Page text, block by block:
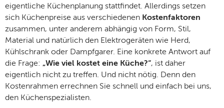
eigentliche Küchenplanung stattfindet. Allerdings setzen
sich Küchenpreise aus verschiedenen Kostenfaktoren
zusammen, unter anderem abhängig von Form, Stil,
Material und natürlich den Elektrogeräten wie Herd,
Kühlschrank oder Dampfgarer. Eine konkrete Antwort auf
die Frage: „Wie viel kostet eine Küche?“, ist daher
eigentlich nicht zu treffen. Und nicht nötig. Denn den
Kostenrahmen errechnen Sie schnell und einfach bei uns,
den Küchenspezialisten.